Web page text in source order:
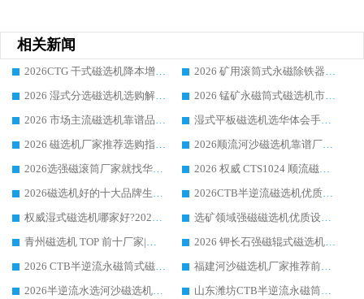
相关新闻